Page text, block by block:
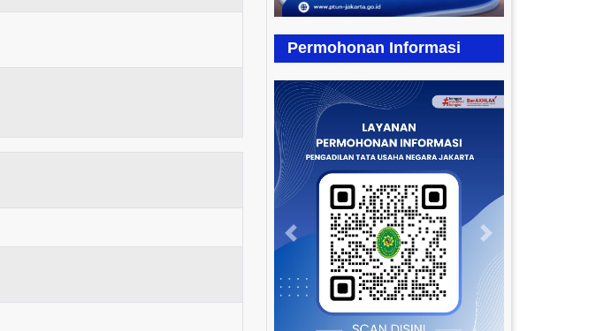
Permohonan Informasi
Previous Next